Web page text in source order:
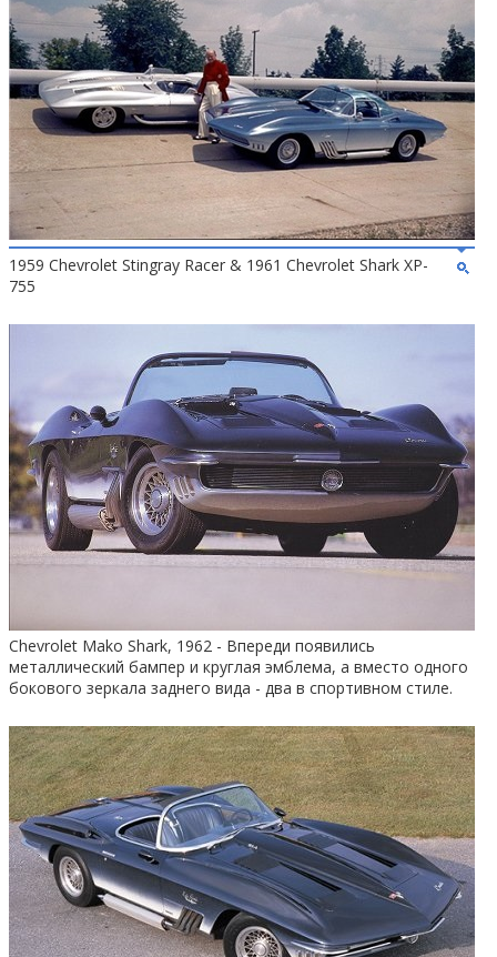
1959 Chevrolet Stingray Racer & 1961 Chevrolet Shark XP-
755
Chevrolet Mako Shark, 1962 - Впереди появились
металлический бампер и круглая эмблема, а вместо одного
бокового зеркала заднего вида - два в спортивном стиле.